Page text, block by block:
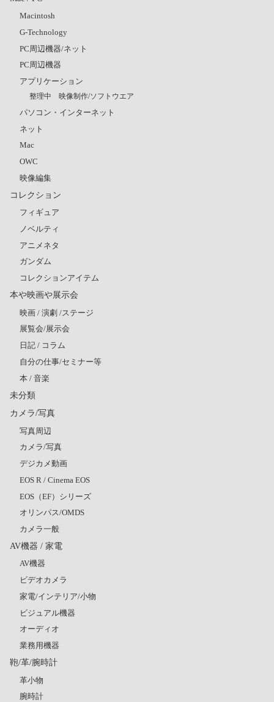
Macintosh
G-Technology
PC周辺機器/ネット
PC周辺機器
アプリケーション
整理中 映像制作/ソフトウエア
パソコン・インターネット
ネット
Mac
OWC
映像編集
コレクション
フィギュア
ノベルティ
アニメネタ
ガンダム
コレクションアイテム
本や映画や展示会
映画 / 演劇 /ステージ
展覧会/展示会
日記 / コラム
自分の仕事/セミナー等
本 / 音楽
未分類
カメラ/写真
写真周辺
カメラ/写真
デジカメ動画
EOS R / Cinema EOS
EOS（EF）シリーズ
オリンパス/OMDS
カメラ一般
AV機器 / 家電
AV機器
ビデオカメラ
家電/インテリア/小物
ビジュアル機器
オーディオ
業務用機器
鞄/革/腕時計
革小物
腕時計